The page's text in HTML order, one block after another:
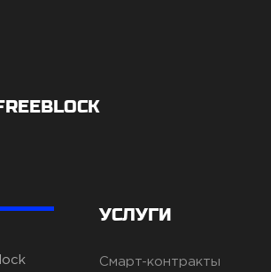
УСЛУГИ
Смарт-контракты